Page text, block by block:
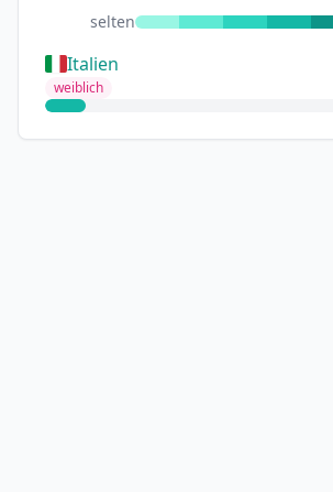
selten
Italien
weiblich